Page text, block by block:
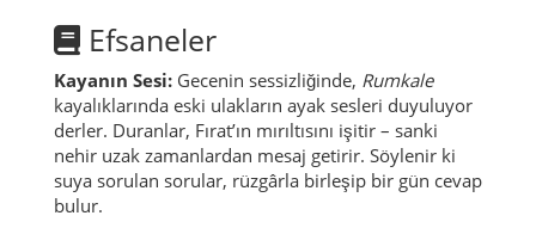
Efsaneler
Kayanın Sesi: Gecenin sessizliğinde, Rumkale
kayalıklarında eski ulakların ayak sesleri duyuluyor
derler. Duranlar, Fırat’ın mırıltısını işitir – sanki
nehir uzak zamanlardan mesaj getirir. Söylenir ki
suya sorulan sorular, rüzgârla birleşip bir gün cevap
bulur.